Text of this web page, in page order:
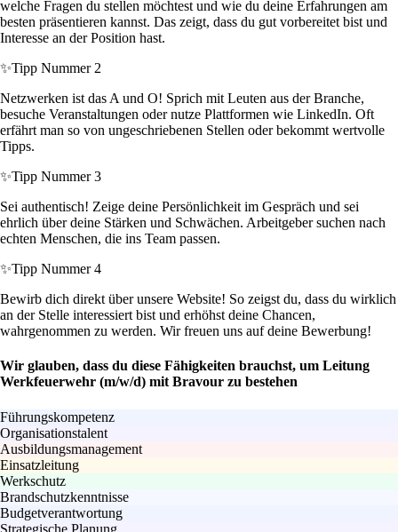
welche Fragen du stellen möchtest und wie du deine Erfahrungen am
besten präsentieren kannst. Das zeigt, dass du gut vorbereitet bist und
Interesse an der Position hast.
✨Tipp Nummer 2
Netzwerken ist das A und O! Sprich mit Leuten aus der Branche,
besuche Veranstaltungen oder nutze Plattformen wie LinkedIn. Oft
erfährt man so von ungeschriebenen Stellen oder bekommt wertvolle
Tipps.
✨Tipp Nummer 3
Sei authentisch! Zeige deine Persönlichkeit im Gespräch und sei
ehrlich über deine Stärken und Schwächen. Arbeitgeber suchen nach
echten Menschen, die ins Team passen.
✨Tipp Nummer 4
Bewirb dich direkt über unsere Website! So zeigst du, dass du wirklich
an der Stelle interessiert bist und erhöhst deine Chancen,
wahrgenommen zu werden. Wir freuen uns auf deine Bewerbung!
Wir glauben, dass du diese Fähigkeiten brauchst, um Leitung
Werkfeuerwehr (m/w/d) mit Bravour zu bestehen
Führungskompetenz
Organisationstalent
Ausbildungsmanagement
Einsatzleitung
Werkschutz
Brandschutzkenntnisse
Budgetverantwortung
Strategische Planung